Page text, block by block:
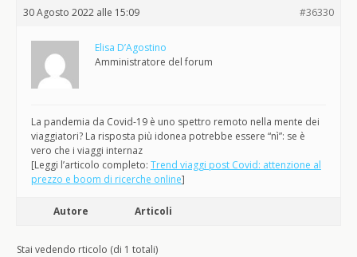
30 Agosto 2022 alle 15:09 #36330
Elisa D’Agostino
Amministratore del forum
La pandemia da Covid-19 è uno spettro remoto nella mente dei
viaggiatori? La risposta più idonea potrebbe essere “nì”: se è
vero che i viaggi internaz
[Leggi l’articolo completo: Trend viaggi post Covid: attenzione al
prezzo e boom di ricerche online]
Autore Articoli
Stai vedendo rticolo (di 1 totali)